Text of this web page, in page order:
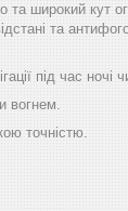
та широкий кут
та
під час ночі
вогнем.
точністю.